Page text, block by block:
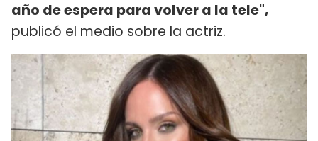
año de espera para volver a la tele",
publicó el medio sobre la actriz.